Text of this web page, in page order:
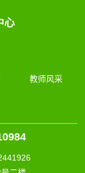
心
教师风采